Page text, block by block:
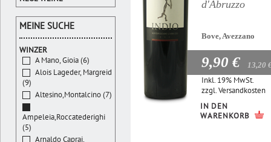
d'Abruzzo
Bove, Avezzano
9,90 € 13,20
Inkl. 19% MwSt.
zzgl.Versandkosten
IN DEN
WARENKORB
MEINE SUCHE
WINZER
A Mano, Gioia (6)
Alois Lageder, Margreid
(9)
Altesino,Montalcino (7)
Ampeleia,Roccatederighi
(5)
Arnaldo Caprai,